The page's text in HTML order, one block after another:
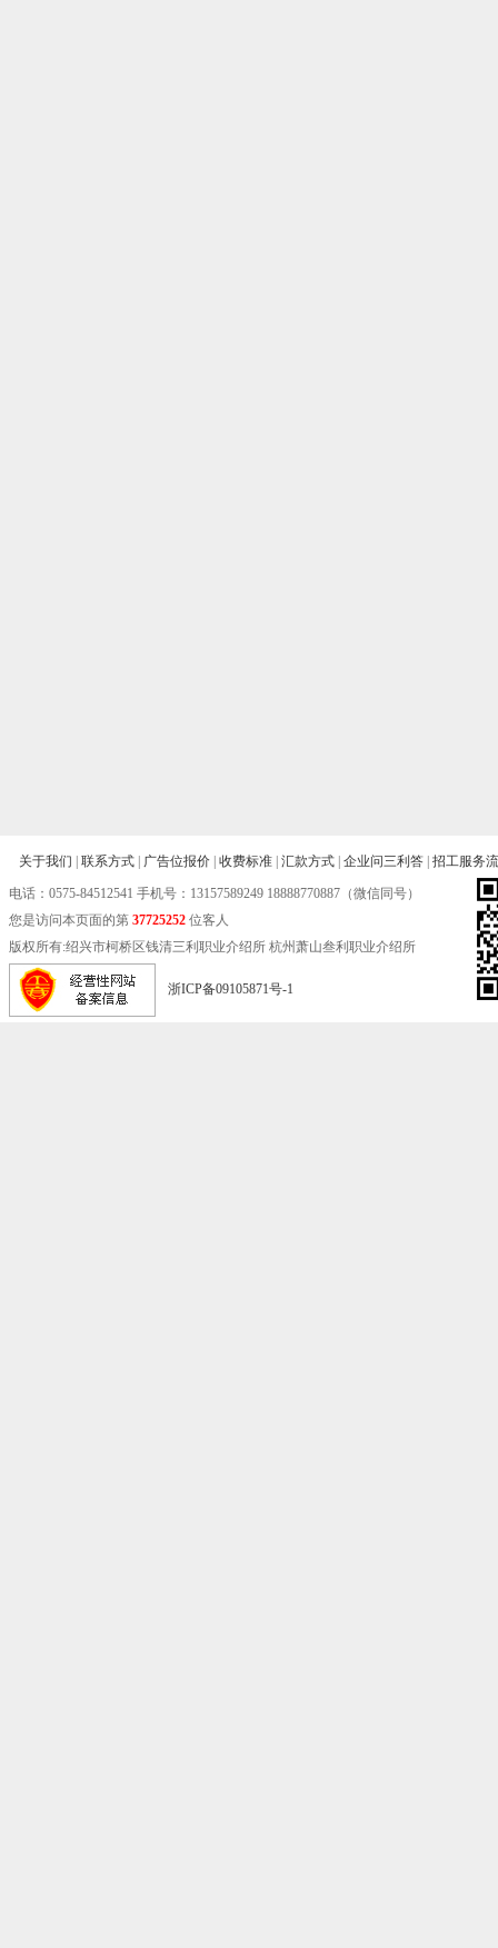
关于我们 联系方式 广告位报价 收费标准 汇款方式 企业问三利答 招工服务
电话： 0575-84512541 手机号：13157589249 18888770887（微信同号）
您是访问本页面的第 37725252 位客人
版权所有:绍兴市柯桥区钱清三利职业介绍所 杭州萧山叁利职业介绍所
浙ICP备09105871号-1